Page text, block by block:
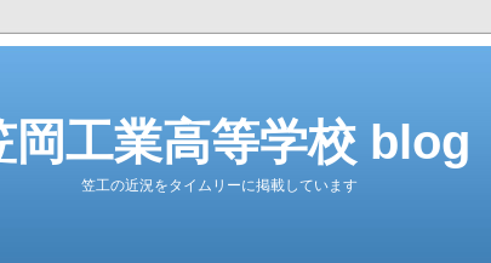
岡工業高等学校 blog
笠工の近況をタイムリーに掲載しています